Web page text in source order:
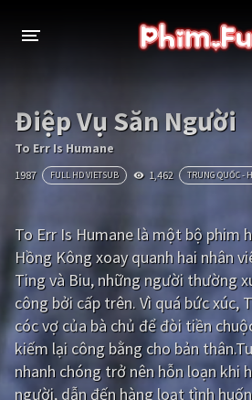
THỂ LOẠI
Thần thoại - Cổ trang
Tâm lý Chiến
Kinh dị Tội
Phiêu lưu Hài
Viễn tưởng Khoa
Hoạt hình Thể
Điệp Vụ Săn Người
To Err Is Humane
1987 FULL HD VIETSUB 1,462 TRUNG QUỐC -
To Err Is Humane là một bộ phim
Hồng Kông xoay quanh hai nhân
Ting và Biu, những người thường
công bởi cấp trên. Vì quá bức xúc,
cóc vợ của bà chủ để đòi tiền
kiếm lại công bằng cho bản
nhanh chóng trở nên hỗn loạn khi
người, dẫn đến hàng loạt tình